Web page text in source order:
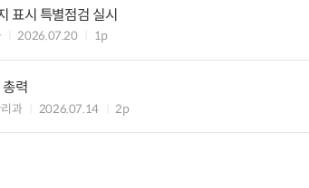
표시 특별점검 실시
2026.07.20 1p
력
과 2026.07.14 2p